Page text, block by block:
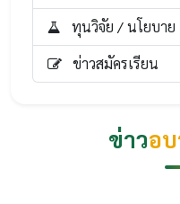
ทุนวิจัย / นโยบาย
ข่าวสมัครเรียน
ข่าวอ